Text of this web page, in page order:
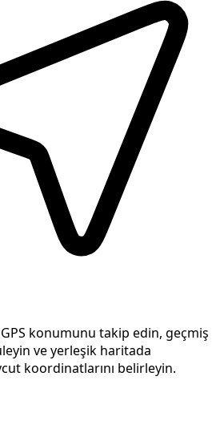
konumunu takip edin, geçmiş
ve yerleşik haritada
koordinatlarını belirleyin.